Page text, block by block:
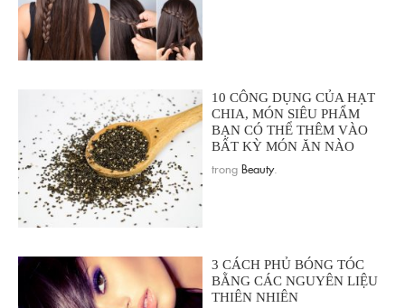
10 CÔNG DỤNG CỦA HẠT
CHIA, MÓN SIÊU PHẨM
BẠN CÓ THỂ THÊM VÀO
BẤT KỲ MÓN ĂN NÀO
trong Beauty.
3 CÁCH PHỦ BÓNG TÓC
BẰNG CÁC NGUYÊN LIỆU
THIÊN NHIÊN